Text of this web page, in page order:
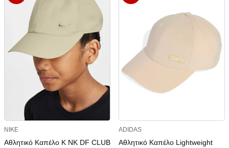
NIKE
Αθλητικό Καπέλο K NK DF CLUB
ADIDAS
Αθλητικό Καπέλο Lightweight